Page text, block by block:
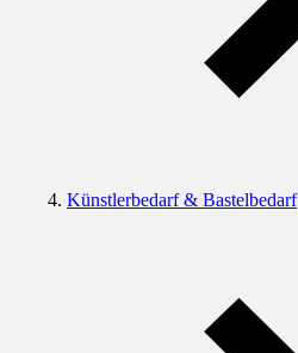
Künstlerbedarf & Bastelbedarf